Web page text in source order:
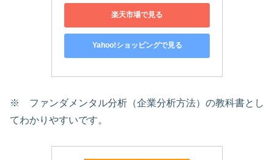
楽天市場で見る
Yahoo!ショッピングで見る
※ ファンダメンタル分析（企業分析方法）の教科書とし
てわかりやすいです。